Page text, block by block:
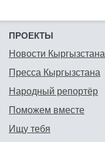
ПРОЕКТЫ
Новости Кыргызстана
Пресса Кыргызстана
Народный репортёр
Поможем вместе
Ищу тебя